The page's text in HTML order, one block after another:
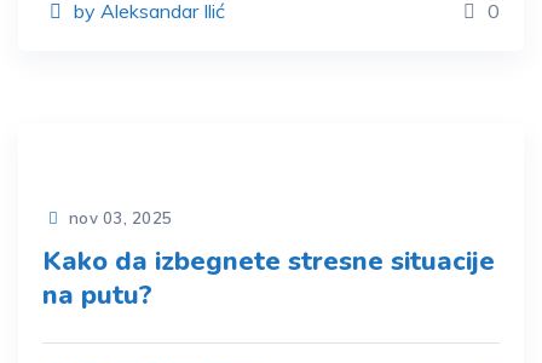
by Aleksandar Ilić 0
nov 03, 2025
Kako da izbegnete stresne situacije
na putu?